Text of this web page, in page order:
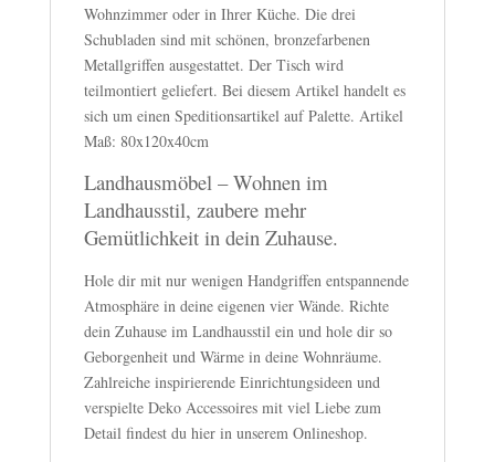
Wohnzimmer oder in Ihrer Küche. Die drei
Schubladen sind mit schönen, bronzefarbenen
Metallgriffen ausgestattet. Der Tisch wird
teilmontiert geliefert. Bei diesem Artikel handelt es
sich um einen Speditionsartikel auf Palette. Artikel
Maß: 80x120x40cm
Landhausmöbel – Wohnen im
Landhausstil, zaubere mehr
Gemütlichkeit in dein Zuhause.
Hole dir mit nur wenigen Handgriffen entspannende
Atmosphäre in deine eigenen vier Wände. Richte
dein Zuhause im Landhausstil ein und hole dir so
Geborgenheit und Wärme in deine Wohnräume.
Zahlreiche inspirierende Einrichtungsideen und
verspielte Deko Accessoires mit viel Liebe zum
Detail findest du hier in unserem Onlineshop.